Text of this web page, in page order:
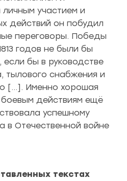
участием и
действий он побудил
переговоры. Победы
годов не были бы
если бы в руководстве
тылового снабжения и
[…]. Именно хорошая
действиям ещё
успешному
в Отечественной войне
текстах